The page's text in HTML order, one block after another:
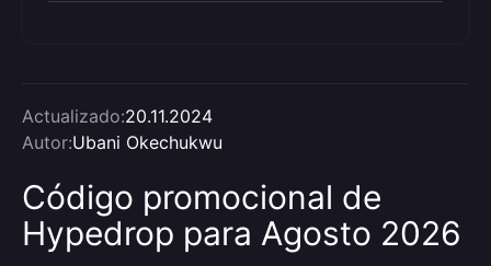
Actualizado:20.11.2024
Autor:Ubani Okechukwu
Código promocional de
Hypedrop para Agosto 2026